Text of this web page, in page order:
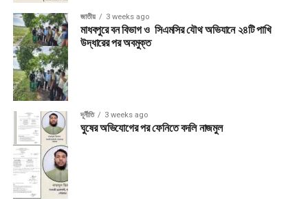
জাতীয় 3 weeks ago
মাধবপুরে বন বিভাগ ও সিএমসির যৌথ অভিযানে ২৪টি পাখি
উদ্ধারের পর অবমুক্ত
দূর্নীতি 3 weeks ago
ঘুষের অভিযোগের পর ফেনিতে বদলি নাজমুল